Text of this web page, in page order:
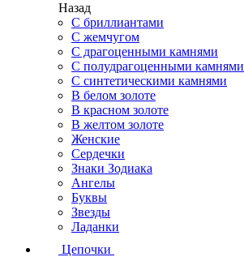
Назад
С бриллиантами
С жемчугом
С драгоценными камнями
С полудрагоценными камнями
С синтетическими камнями
В белом золоте
В красном золоте
В желтом золоте
Женские
Сердечки
Знаки Зодиака
Ангелы
Буквы
Звезды
Ладанки
Цепочки